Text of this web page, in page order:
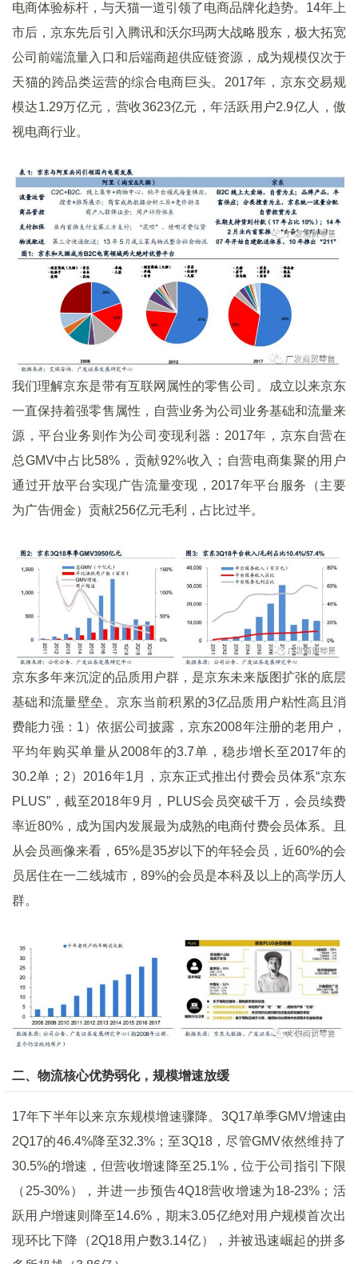
电商体验标杆，与天猫一道引领了电商品牌化趋势。14年上
市后，京东先后引入腾讯和沃尔玛两大战略股东，极大拓宽
公司前端流量入口和后端商超供应链资源，成为规模仅次于
天猫的跨品类运营的综合电商巨头。2017年，京东交易规
模达1.29万亿元，营收3623亿元，年活跃用户2.9亿人，傲
视电商行业。
我们理解京东是带有互联网属性的零售公司。成立以来京东
一直保持着强零售属性，自营业务为公司业务基础和流量来
源，平台业务则作为公司变现利器：2017年，京东自营在
总GMV中占比58%，贡献92%收入；自营电商集聚的用户
通过开放平台实现广告流量变现，2017年平台服务（主要
为广告佣金）贡献256亿元毛利，占比过半。
京东多年来沉淀的品质用户群，是京东未来版图扩张的底层
基础和流量壁垒。京东当前积累的3亿品质用户粘性高且消
费能力强：1）依据公司披露，京东2008年注册的老用户，
平均年购买单量从2008年的3.7单，稳步增长至2017年的
30.2单；2）2016年1月，京东正式推出付费会员体系“京东
PLUS”，截至2018年9月，PLUS会员突破千万，会员续费
率近80%，成为国内发展最为成熟的电商付费会员体系。且
从会员画像来看，65%是35岁以下的年轻会员，近60%的会
员居住在一二线城市，89%的会员是本科及以上的高学历人
群。
二、物流核心优势弱化，规模增速放缓
17年下半年以来京东规模增速骤降。3Q17单季GMV增速由
2Q17的46.4%降至32.3%；至3Q18，尽管GMV依然维持了
30.5%的增速，但营收增速降至25.1%，位于公司指引下限
（25-30%），并进一步预告4Q18营收增速为18-23%；活
跃用户增速则降至14.6%，期末3.05亿绝对用户规模首次出
现环比下降（2Q18用户数3.14亿），并被迅速崛起的拼多